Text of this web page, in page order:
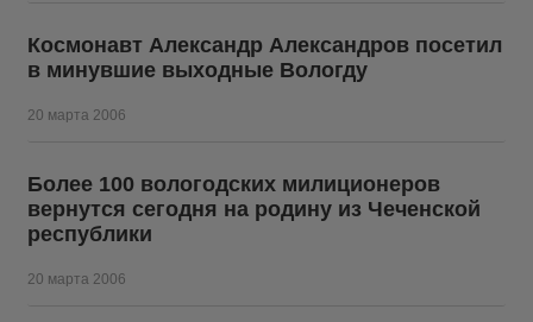
Космонавт Александр Александров посетил
в минувшие выходные Вологду
20 марта 2006
Более 100 вологодских милиционеров
вернутся сегодня на родину из Чеченской
республики
20 марта 2006